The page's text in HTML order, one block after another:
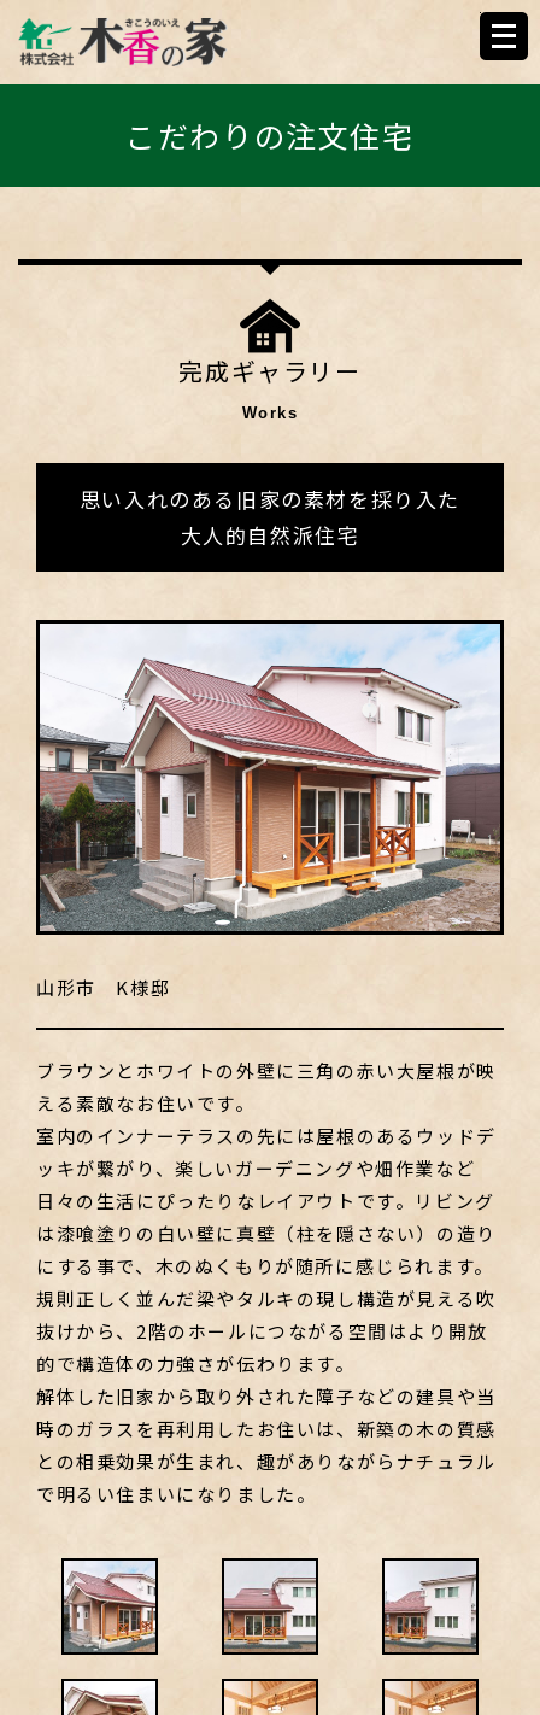
こだわりの注文
こだわりの注文住宅
完成ギャラリー
Works
思い入れのある旧家の素材を採り入た
大人的自然派住宅
山形市 K様邸
ブラウンとホワイトの外壁に三角の赤い大屋根が映
える素敵なお住いです。
室内のインナーテラスの先には屋根のあるウッドデ
ッキが繋がり、楽しいガーデニングや畑作業など
日々の生活にぴったりなレイアウトです。リビング
は漆喰塗りの白い壁に真壁（柱を隠さない）の造り
にする事で、木のぬくもりが随所に感じられます。
規則正しく並んだ梁やタルキの現し構造が見える吹
抜けから、2階のホールにつながる空間はより開放
的で構造体の力強さが伝わります。
解体した旧家から取り外された障子などの建具や当
時のガラスを再利用したお住いは、新築の木の質感
との相乗効果が生まれ、趣がありながらナチュラル
で明るい住まいになりました。